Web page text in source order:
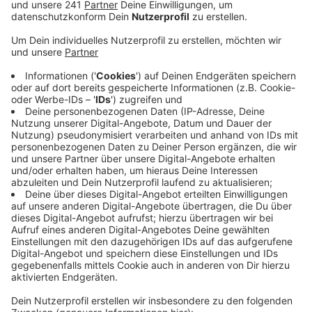
Veröffentlicht:Freitag, 20.12.2019 13:22
Mit Politikern in Kontakt treten und zu politischen
Themen eine Meinung abgeben – das sollen wir alle in
Leverkusen bald machen können. Wie der Stadtrat
beschlossen hat, soll die Verwaltung prüfen, in
welcher Form diese Art der Bürgerbeteiligung am
besten funktionieren kann.
Aus Sicht der Ratspolitiker wäre zum Beispiel eine App
denkbar, in der man an Abstimmungen teilnehmen kann.
Das Meinungsbild soll den Politikern dann helfen, ihre
Entscheidung zu treffen.
Die Idee muss jetzt hinsichtlich der Datenschutz-